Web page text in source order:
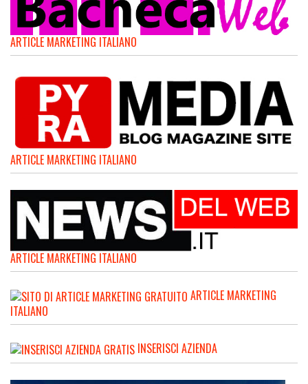
ARTICLE MARKETING ITALIANO
ARTICLE MARKETING ITALIANO
ARTICLE MARKETING ITALIANO
ARTICLE MARKETING
ITALIANO
INSERISCI AZIENDA